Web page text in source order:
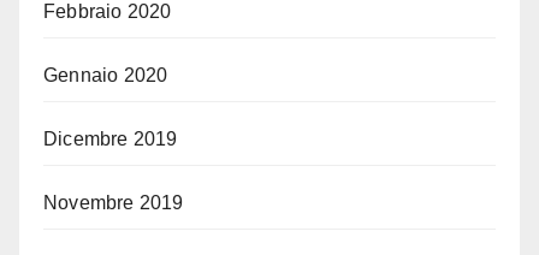
Febbraio 2020
Gennaio 2020
Dicembre 2019
Novembre 2019